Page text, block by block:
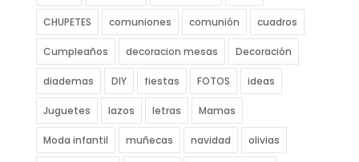
CHUPETES comuniones comunión cuadros
Cumpleaños decoracion mesas Decoración
diademas DIY fiestas FOTOS ideas
Juguetes lazos letras Mamas
Moda infantil muñecas navidad olivias